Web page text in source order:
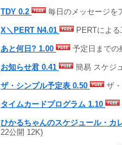
TDY 0.2 毎日のメッセージを
X＼PERT N4.01 PERTによ
あと何日? 1.00 予定日までの
お知らせ君 0.41 簡易 スケジ
ザ・シンプル予定表 0.50 ザ
タイムカードプログラム 1.10
ひかるちゃんのスケジュール・カ
22公開 12K)